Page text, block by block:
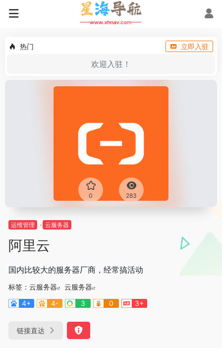
热门 立即入驻
欢迎入驻！
0 283
运维管理 云服务器
阿里云
国内比较大的服务器厂商，经常搞活动
标签： 云服务器
云服务器
4+
4- 3 0 3+
链接直达